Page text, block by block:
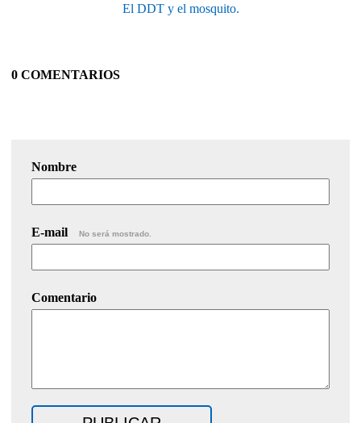
El DDT y el mosquito.
0 COMENTARIOS
Nombre
E-mail No será mostrado.
Comentario